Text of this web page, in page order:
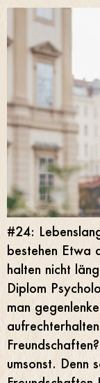
#24:
bestehen Etwa
halten nicht
Diplom
man
umsonst. Denn